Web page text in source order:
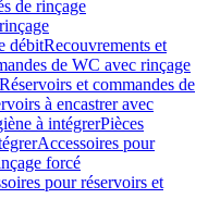
de rinçage
débitRecouvrements et
de WC avec rinçage
et commandes de
à encastrer avec
à intégrerPièces
Accessoires pour
forcé
pour réservoirs et